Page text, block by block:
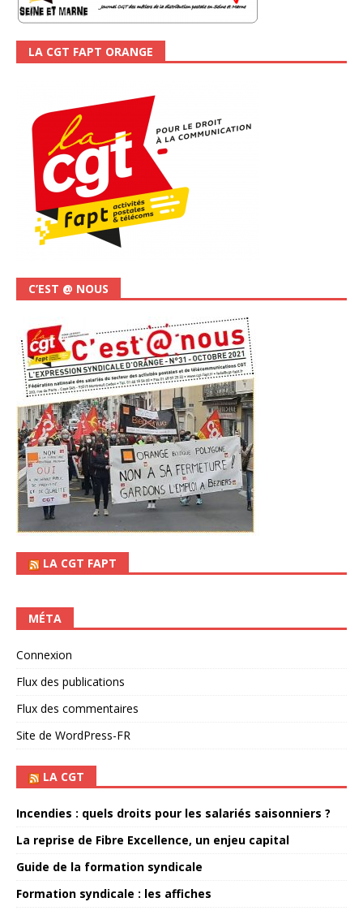
LA CGT FAPT ORANGE
C’EST @ NOUS
LA CGT FAPT
MÉTA
Connexion
Flux des publications
Flux des commentaires
Site de WordPress-FR
LA CGT
Incendies : quels droits pour les salariés saisonniers ?
La reprise de Fibre Excellence, un enjeu capital
Guide de la formation syndicale
Formation syndicale : les affiches